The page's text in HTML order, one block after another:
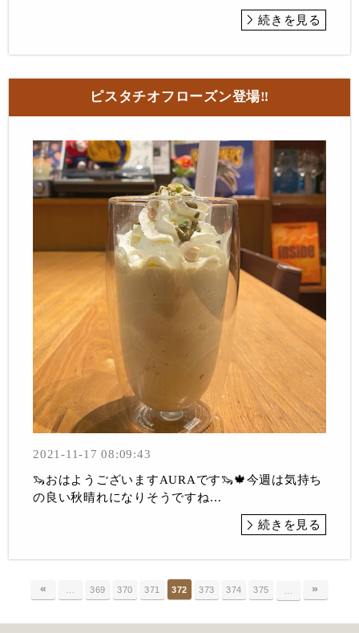
続きを見る
ピスタチオフローズン登場‼︎
2021-11-17 08:09:43
🦦おはようございますAURAです🦦🍁今週は気持ち
の良い秋晴れになりそうですね...
続きを見る
« 369 370 371 372 373 374 375 »